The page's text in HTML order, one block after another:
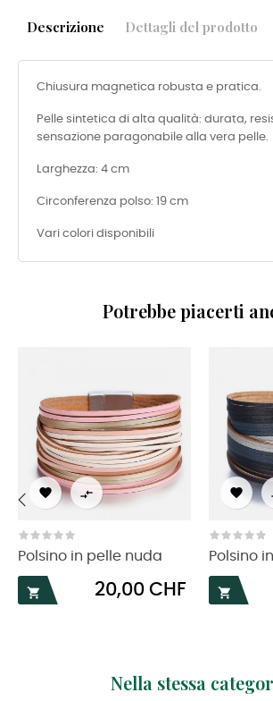
Descrizione Dettagli del prodotto
Chiusura magnetica robusta e pratica.
Pelle sintetica di alta qualità: durata,
sensazione paragonabile alla vera pelle.
Larghezza: 4 cm
Circonferenza polso: 19 cm
Vari colori disponibili
Potrebbe piacerti
 
Polsino in pelle nuda

Prezzo
20,00 CHF

Polsino

‹
Nella stessa